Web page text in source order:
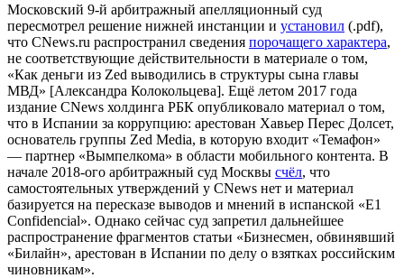
Московский 9-й арбитражный апелляционный суд
пересмотрел решение нижней инстанции и установил (.pdf),
что CNews.ru распространил сведения порочащего характера,
не соответствующие действительности в материале о том,
«Как деньги из Zed выводились в структуры сына главы
МВД» [Александра Колокольцева]. Ещё летом 2017 года
издание CNews холдинга РБК опубликовало материал о том,
что в Испании за коррупцию: арестован Хавьер Перес Долсет,
основатель группы Zed Media, в которую входит «Темафон»
— партнер «Вымпелкома» в области мобильного контента. В
начале 2018-ого арбитражный суд Москвы счёл, что
самостоятельных утверждений у CNews нет и материал
базируется на пересказе выводов и мнений в испанской «Е1
Confidencial». Однако сейчас суд запретил дальнейшее
распространение фрагментов статьи «Бизнесмен, обвинявший
«Билайн», арестован в Испании по делу о взятках российским
чиновникам».